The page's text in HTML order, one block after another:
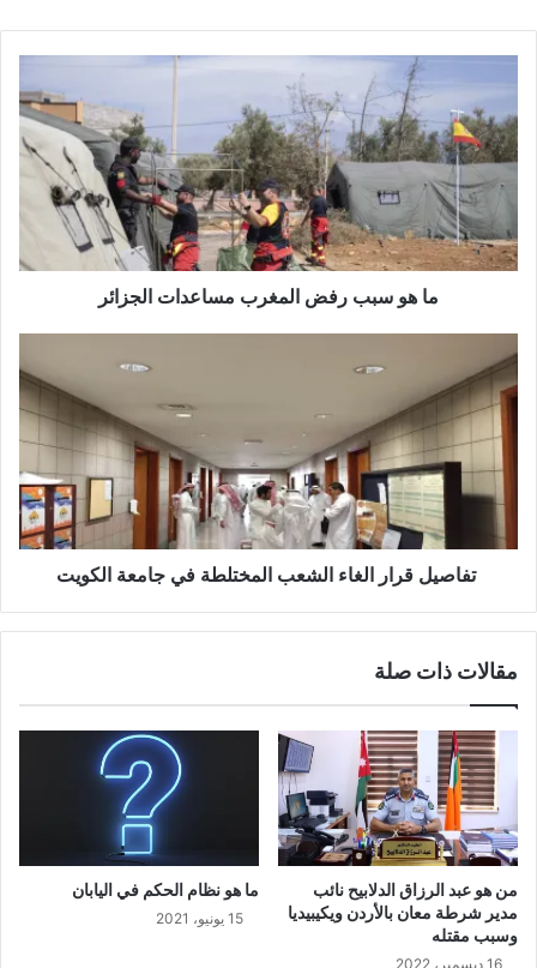
ما هو سبب رفض المغرب مساعدات الجزائر
تفاصيل قرار الغاء الشعب المختلطة في جامعة الكويت
مقالات ذات صلة
من هو عبد الرزاق الدلابيح نائب
مدير شرطة معان بالأردن ويكيبيديا
وسبب مقتله
16 ديسمبر، 2022
ما هو نظام الحكم في اليابان
15 يونيو، 2021